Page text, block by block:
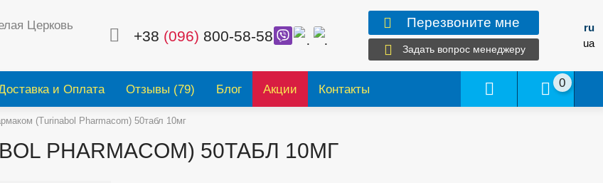
Церковь
+38 (096) 800-58-58
Перезвоните мне
Задать вопрос менеджеру
ru
ua
и Оплата Отзывы (79) Блог Акции Контакты 0
(Turinabol Pharmacom) 50табл 10мг
PHARMACOM) 50ТАБЛ 10МГ